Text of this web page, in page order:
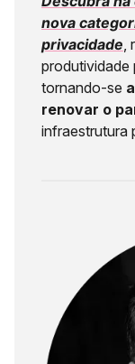
nova
privacidade,
produtividade
tornando-se
renovar o
infraestrutura